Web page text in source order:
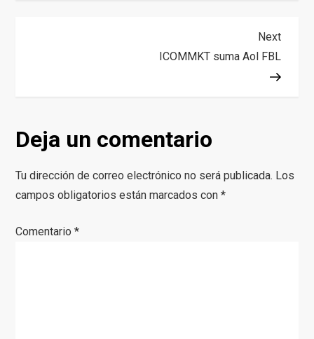
e
g
a
c
Next
Post
Next
ICOMMKT suma Aol FBL
Deja un comentario
Tu dirección de correo electrónico no será publicada. Los
campos obligatorios están marcados con*
Comentario*